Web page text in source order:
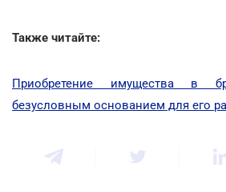
Также читайте:
Приобретение имущества в
безусловным основанием для его